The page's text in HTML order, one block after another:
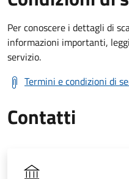
Per conoscere i dettagli di
informazioni importanti,
servizio.
Termini e condizioni di
Contatti